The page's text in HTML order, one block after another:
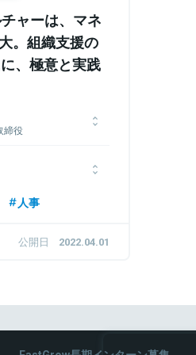
ャーは、マネ
。組織支援の
、極意と実践
締役
人や大学法人など、
設計の他に、プレミ
・評価等の人事マネ
に向けてハンズオンで
年にSansan株式会
人事
公開日 2022.04.01